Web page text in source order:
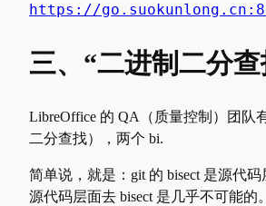
https://
三、“二进制二分
LibreOffice 的 QA（质量控制）团队
二分查找），两个 bi.
简单说，就是：git 的 bisect 是源代
源代码层面去 bisect 是几乎不可能